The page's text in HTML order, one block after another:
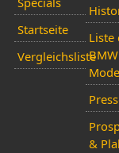
Startseite
Vergleichsliste
Liste
BMW
&